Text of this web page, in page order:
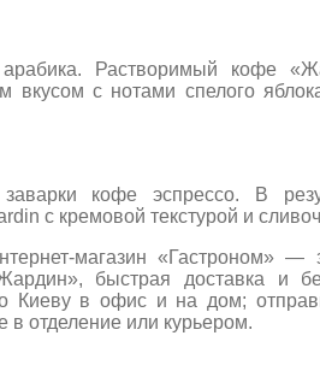
Растворимый кофе
вкусом с нотами спелого
кофе эспрессо. В
с кремовой текстурой и
магазин «Гастроном» —
быстрая доставка и
Киеву в офис и на дом;
в отделение или курьером.